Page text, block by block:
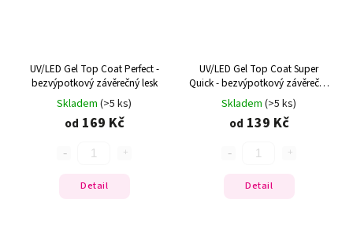
UV/LED Gel Top Coat Perfect -
bezvýpotkový závěrečný lesk
Skladem (>5 ks)
od 169 Kč
Detail
UV/LED Gel Top Coat Super
Quick - bezvýpotkový závěrečný
lesk
Skladem (>5 ks)
od 139 Kč
Detail